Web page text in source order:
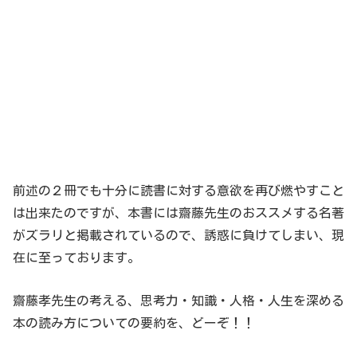
前述の２冊でも十分に読書に対する意欲を再び燃やすこと
は出来たのですが、本書には齋藤先生のおススメする名著
がズラリと掲載されているので、誘惑に負けてしまい、現
在に至っております。
齋藤孝先生の考える、思考力・知識・人格・人生を深める
本の読み方についての要約を、どーぞ！！